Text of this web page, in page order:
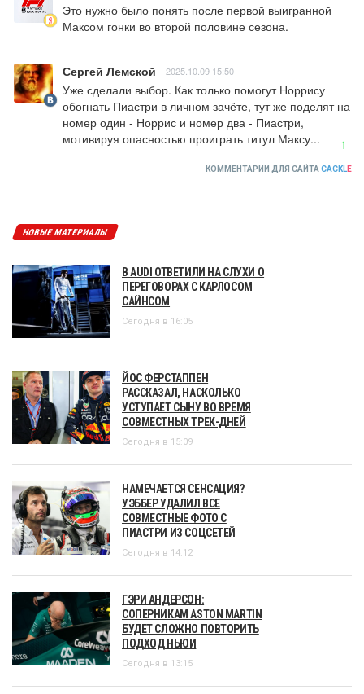
Это нужно было понять после первой выигранной
Максом гонки во второй половине сезона.
Сергей Лемской 2025.10.09 15:50
Уже сделали выбор. Как только помогут Норрису
обогнать Пиастри в личном зачёте, тут же поделят на
номер один - Норрис и номер два - Пиастри,
мотивируя опасностью проиграть титул Максу...
1
КОММЕНТАРИИ ДЛЯ САЙТА CACKLE
НОВЫЕ МАТЕРИАЛЫ
В AUDI ОТВЕТИЛИ НА СЛУХИ О
ПЕРЕГОВОРАХ С КАРЛОСОМ
САЙНСОМ
Сегодня в 16:05
ЙОС ФЕРСТАППЕН
РАССКАЗАЛ, НАСКОЛЬКО
УСТУПАЕТ СЫНУ ВО ВРЕМЯ
СОВМЕСТНЫХ ТРЕК-ДНЕЙ
Сегодня в 15:09
НАМЕЧАЕТСЯ СЕНСАЦИЯ?
УЭББЕР УДАЛИЛ ВСЕ
СОВМЕСТНЫЕ ФОТО С
ПИАСТРИ ИЗ СОЦСЕТЕЙ
Сегодня в 14:12
ГЭРИ АНДЕРСОН:
СОПЕРНИКАМ ASTON MARTIN
БУДЕТ СЛОЖНО ПОВТОРИТЬ
ПОДХОД НЬЮИ
Сегодня в 13:15